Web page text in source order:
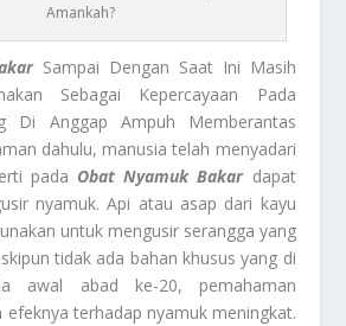
Amankah?
Sampai Dengan Saat Ini Masih
Sebagai Kepercayaan Pada
Di Anggap Ampuh Memberantas
dahulu, manusia telah menyadari
pada Obat Nyamuk Bakardapat
nyamuk. Api atau asap dari kayu
untuk mengusir serangga yang
tidak ada bahan khusus yang di
awal abad ke-20, pemahaman
terhadap nyamuk meningkat.